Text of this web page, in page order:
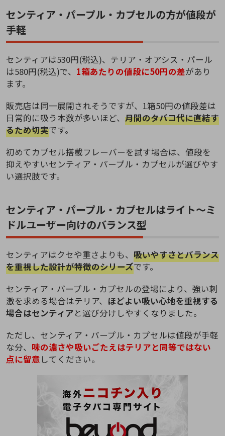
センティア・パープル・カプセルの方が値段が
手軽
センティアは530円(税込)、テリア・オアシス・パール
は580円(税込)で、 1箱あたりの値段に50円の差があり
ます。
販売店は同一展開されそうですが、1箱50円の値段差は
日常的に吸う本数が多いほど、 月間のタバコ代に直結す
るため切実です。
初めてカプセル搭載フレーバーを試す場合は、値段を
抑えやすいセンティア・パープル・カプセルが選びやす
い選択肢です。
センティア・パープル・カプセルはライト～ミ
ドルユーザー向けのバランス型
センティアはクセや重さよりも、 吸いやすさとバランス
を重視した設計が特徴のシリーズです。
センティア・パープル・カプセルの登場により、強い刺
激を求める場合はテリア、 ほどよい吸い心地を重視する
場合はセンティアと選び分けしやすくなりました。
ただし、センティア・パープル・カプセルは値段が手軽
な分、 味の濃さや吸いごたえはテリアと同等ではない
点に留意 してください。